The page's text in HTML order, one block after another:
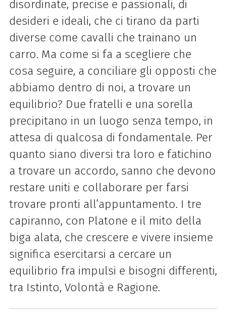
disordinate, precise e passionali, di
desideri e ideali, che ci tirano da parti
diverse come cavalli che trainano un
carro. Ma come si fa a scegliere che
cosa seguire, a conciliare gli opposti che
abbiamo dentro di noi, a trovare un
equilibrio? Due fratelli e una sorella
precipitano in un luogo senza tempo, in
attesa di qualcosa di fondamentale. Per
quanto siano diversi tra loro e fatichino
a trovare un accordo, sanno che devono
restare uniti e collaborare per farsi
trovare pronti all’appuntamento. I tre
capiranno, con Platone e il mito della
biga alata, che crescere e vivere insieme
significa esercitarsi a cercare un
equilibrio fra impulsi e bisogni differenti,
tra Istinto, Volontà e Ragione.